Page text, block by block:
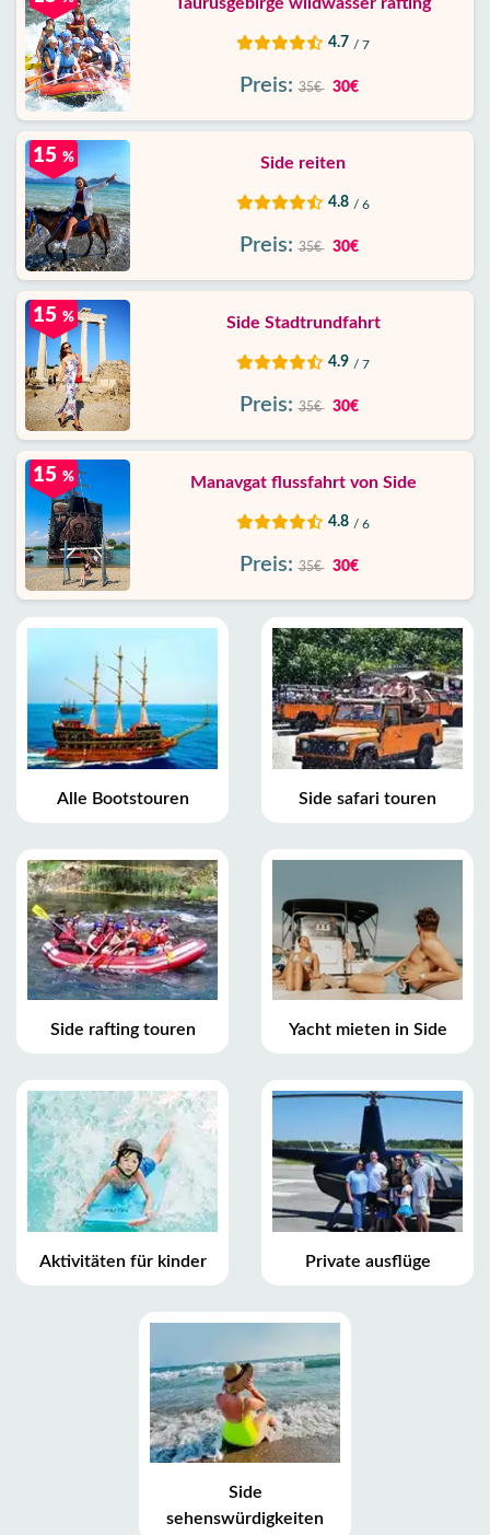
4.7 / 7
Preis: 35€ 30€
Side reiten
4.8 / 6
15 %
Preis: 35€ 30€
Side Stadtrundfahrt
4.9 / 7
15 %
Preis: 35€ 30€
Manavgat flussfahrt von Side
4.8 / 6
15 %
Preis: 35€ 30€
Alle Bootstouren Side safari touren
Side rafting touren Yacht mieten in Side
Aktivitäten für kinder Private ausflüge
Side
sehenswürdigkeiten